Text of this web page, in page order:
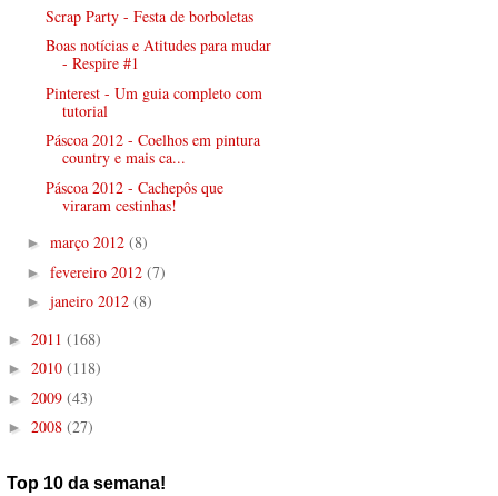
Scrap Party - Festa de borboletas
Boas notícias e Atitudes para mudar
- Respire #1
Pinterest - Um guia completo com
tutorial
Páscoa 2012 - Coelhos em pintura
country e mais ca...
Páscoa 2012 - Cachepôs que
viraram cestinhas!
► março 2012 (8)
► fevereiro 2012 (7)
► janeiro 2012 (8)
► 2011 (168)
► 2010 (118)
► 2009 (43)
► 2008 (27)
Top 10 da semana!